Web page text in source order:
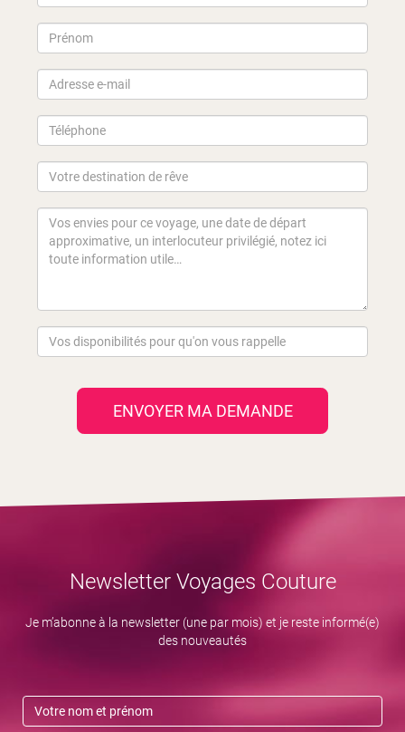
ENVOYER MA DEMANDE
Newsletter Voyages Couture
Je m’abonne à la newsletter (une par mois) et je reste informé(e)
des nouveautés